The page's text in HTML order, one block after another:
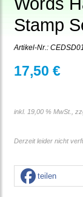
Stamp
Artikel-Nr.:
17,50 €
inkl. 19,00 % MwSt.,
Derzeit leider nicht
teilen